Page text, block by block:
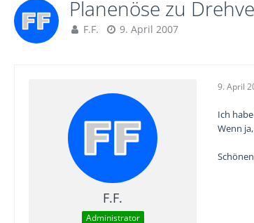
Planenöse zu
F.F. 9. April 2007
F.F.
Administrator
9. April
Ich
Wenn